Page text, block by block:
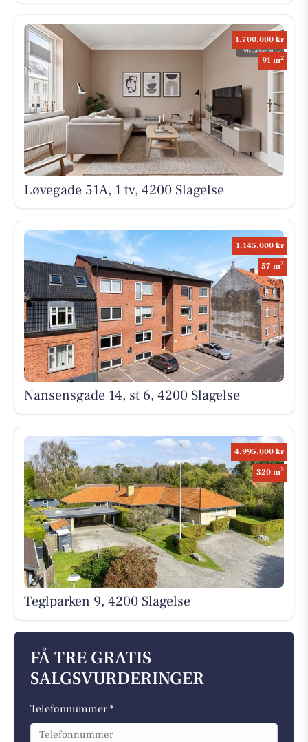
1.700.000 kr
91 m2
Løvegade 51A, 1 tv, 4200 Slagelse
1.145.000 kr
57 m2
Nansensgade 14, st 6, 4200 Slagelse
4.995.000 kr
320 m2
Teglparken 9, 4200 Slagelse
FÅ TRE GRATIS
SALGSVURDERINGER
Telefonnummer *